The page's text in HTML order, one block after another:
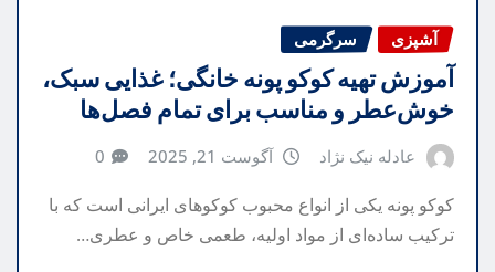
آشپزی سرگرمی
آموزش تهیه کوکو پونه خانگی؛ غذایی سبک،
خوش‌عطر و مناسب برای تمام فصل‌ها
عادله نیک نژاد آگوست 21, 2025 0
کوکو پونه یکی از انواع محبوب کوکوهای ایرانی است که با
ترکیب ساده‌ای از مواد اولیه، طعمی خاص و عطری…